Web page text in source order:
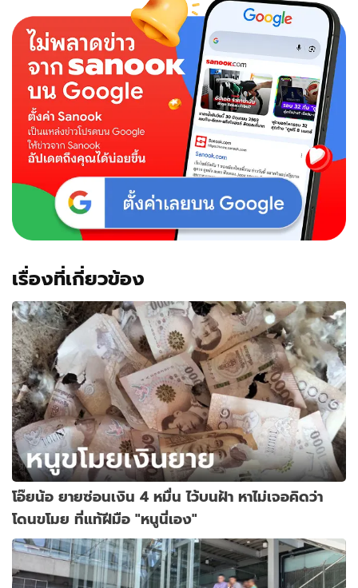
เรื่องที่เกี่ยวข้อง
โอ๊ยน้อ ยายซ่อนเงิน 4 หมื่น ไว้บนฝ้า หาไม่เจอคิดว่า
โดนขโมย ที่แท้ฝีมือ "หนูนี่เอง"